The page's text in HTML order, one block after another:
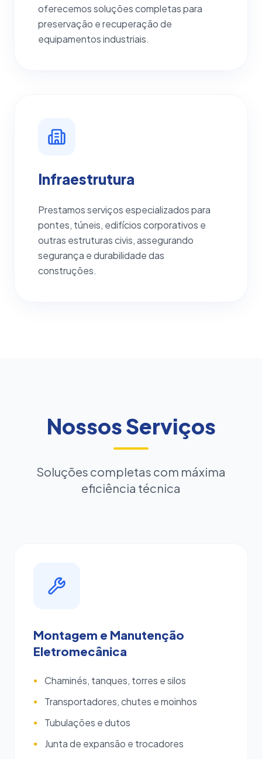
oferecemos soluções completas para
preservação e recuperação de
equipamentos industriais.
Infraestrutura
Prestamos serviços especializados para
pontes, túneis, edifícios corporativos e
outras estruturas civis, assegurando
segurança e durabilidade das
construções.
Nossos Serviços
Soluções completas com máxima
eficiência técnica
Montagem e Manutenção
Eletromecânica
● Chaminés, tanques, torres e silos
● Transportadores, chutes e moinhos
● Tubulações e dutos
●
Junta de expansão e trocadores